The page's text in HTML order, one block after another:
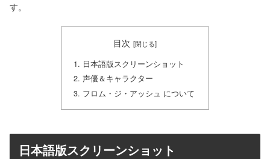
す。
目次
日本語版スクリーンショット
声優＆キャラクター
フロム・ジ・アッシュ について
日本語版スクリーンショット